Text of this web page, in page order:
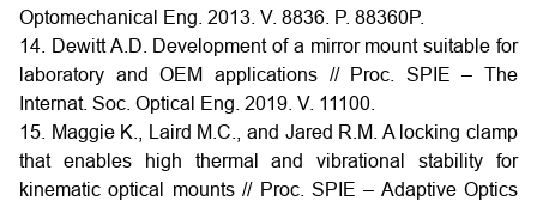
Optomechanical Eng. 2013. V. 8836. P. 88360P.
14. Dewitt A.D. Development of a mirror mount suitable for
laboratory and OEM applications // Proc. SPIE – The
Internat. Soc. Optical Eng. 2019. V. 11100.
15. Maggie K., Laird M.C., and Jared R.M. A locking clamp
that enables high thermal and vibrational stability for
kinematic optical mounts // Proc. SPIE – Adaptive Optics